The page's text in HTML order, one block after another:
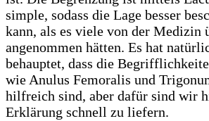
simple, sodass die Lage besser
kann, als es viele von der Medizin
angenommen hätten. Es hat
behauptet, dass die
wie Anulus Femoralis und
hilfreich sind, aber dafür sind wir
Erklärung schnell zu liefern.